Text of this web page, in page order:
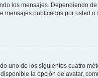
los mensajes. Dependiendo
publicados por usted
uno de los siguientes cuatro
la opción de avatar,